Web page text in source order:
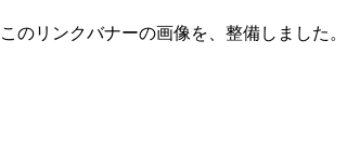
リンクバナーの画像を、整備しました